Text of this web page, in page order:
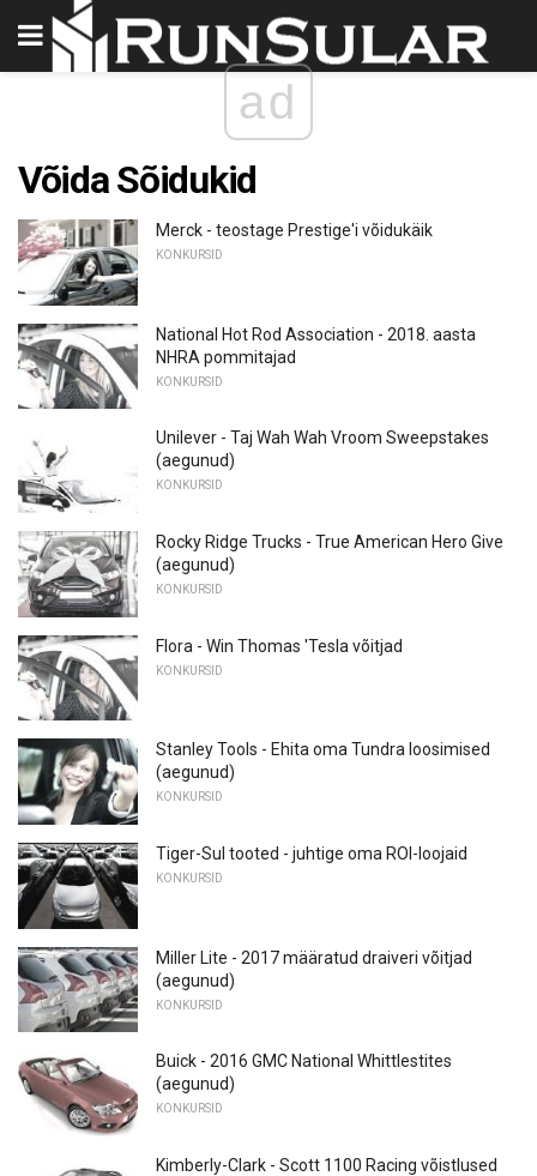
ad
Võida Sõidukid
Merck - teostage Prestige'i võidukäik
KONKURSID
National Hot Rod Association - 2018. aasta
NHRA pommitajad
KONKURSID
Unilever - Taj Wah Wah Vroom Sweepstakes
(aegunud)
KONKURSID
Rocky Ridge Trucks - True American Hero Give
(aegunud)
KONKURSID
Flora - Win Thomas 'Tesla võitjad
KONKURSID
Stanley Tools - Ehita oma Tundra loosimised
(aegunud)
KONKURSID
Tiger-Sul tooted - juhtige oma ROI-loojaid
KONKURSID
Miller Lite - 2017 määratud draiveri võitjad
(aegunud)
KONKURSID
Buick - 2016 GMC National Whittlestites
(aegunud)
KONKURSID
Kimberly-Clark - Scott 1100 Racing võistlused